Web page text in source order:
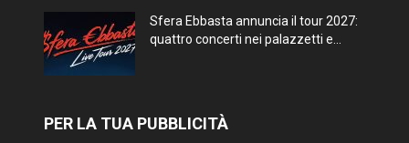
Sfera Ebbasta annuncia il tour 2027:
quattro concerti nei palazzetti e...
PER LA TUA PUBBLICITÀ